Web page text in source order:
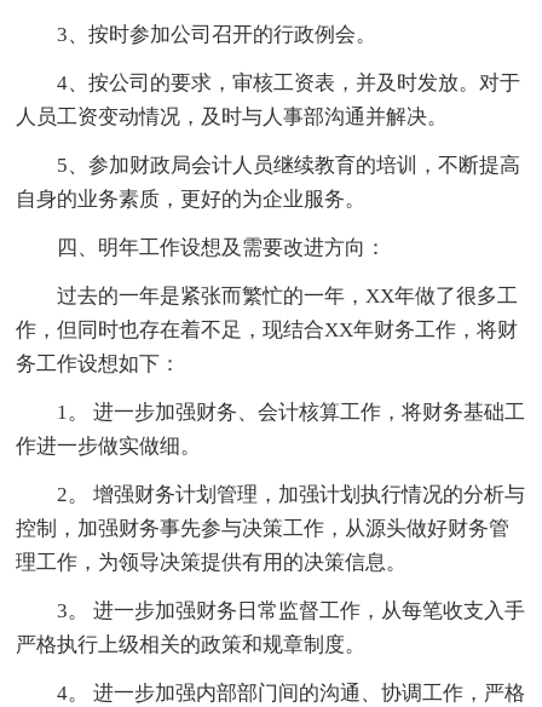
3、按时参加公司召开的行政例会。
4、按公司的要求，审核工资表，并及时发放。对于
人员工资变动情况，及时与人事部沟通并解决。
5、参加财政局会计人员继续教育的培训，不断提高
自身的业务素质，更好的为企业服务。
四、明年工作设想及需要改进方向：
过去的一年是紧张而繁忙的一年，XX年做了很多工
作，但同时也存在着不足，现结合XX年财务工作，将财
务工作设想如下：
1。 进一步加强财务、会计核算工作，将财务基础工
作进一步做实做细。
2。 增强财务计划管理，加强计划执行情况的分析与
控制，加强财务事先参与决策工作，从源头做好财务管
理工作，为领导决策提供有用的决策信息。
3。 进一步加强财务日常监督工作，从每笔收支入手
严格执行上级相关的政策和规章制度。
4。 进一步加强内部部门间的沟通、协调工作，严格